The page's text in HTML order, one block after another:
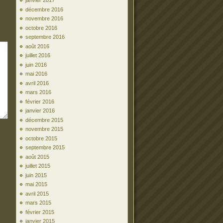
décembre 2016
novembre 2016
octobre 2016
septembre 2016
août 2016
juillet 2016
juin 2016
mai 2016
avril 2016
mars 2016
février 2016
janvier 2016
décembre 2015
novembre 2015
octobre 2015
septembre 2015
août 2015
juillet 2015
juin 2015
mai 2015
avril 2015
mars 2015
février 2015
janvier 2015